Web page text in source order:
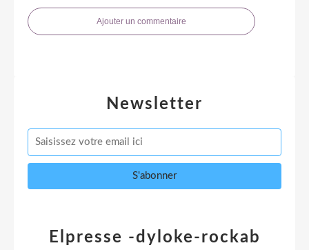
Ajouter un commentaire
Newsletter
Elpresse -dyloke-rockab